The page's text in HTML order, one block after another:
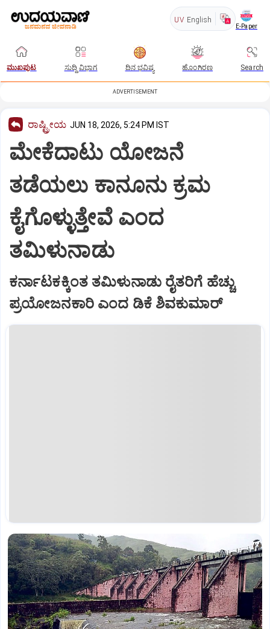
UV English
E-Paper
ಮುಖಪುಟ ಸುದ್ದಿ ವಿಭಾಗ ದಿನ ಭವಿಷ್ಯ ಹೊಂಗಿರಣ Search
ADVERTISEMENT
ರಾಷ್ಟ್ರೀಯ JUN 18, 2026, 5:24 PM IST
ಮೇಕೆದಾಟು ಯೋಜನೆ
ತಡೆಯಲು ಕಾನೂನು ಕ್ರಮ
ಕೈಗೊಳ್ಳುತ್ತೇವೆ ಎಂದ
ತಮಿಳುನಾಡು
ಕರ್ನಾಟಕಕ್ಕಿಂತ ತಮಿಳುನಾಡು ರೈತರಿಗೆ ಹೆಚ್ಚು
ಪ್ರಯೋಜನಕಾರಿ ಎಂದ ಡಿಕೆ ಶಿವಕುಮಾರ್